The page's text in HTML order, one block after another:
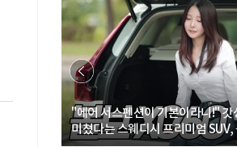
"에어 서스펜션이 기본이라니!" 갓
미쳤다는 스웨디시 프리미엄 SUV,